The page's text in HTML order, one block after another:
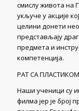
смислу живота на
укључе у акције
целини донети
представљају
предмета и
компетенција.
РАТ СА ПЛАСТИКОМ
Наши ученици су
филма јер је број